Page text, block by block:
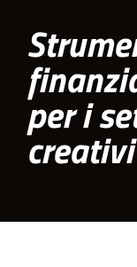
per i
creativi